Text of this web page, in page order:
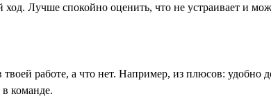
Лучше спокойно оценить, что не устраивает и
работе, а что нет. Например, из плюсов:
команде.